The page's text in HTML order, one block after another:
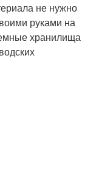
не нужно
руками на
хранилища